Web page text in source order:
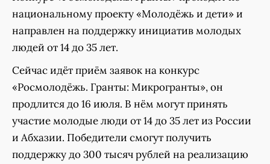
национальному проекту «Молодёжь и дети» и
направлен на поддержку инициатив молодых
людей от 14 до 35 лет.
Сейчас идёт приём заявок на конкурс
«Росмолодёжь. Гранты: Микрогранты», он
продлится до 16 июля. В нём могут принять
участие молодые люди от 14 до 35 лет из России
и Абхазии. Победители смогут получить
поддержку до 300 тысяч рублей на реализацию